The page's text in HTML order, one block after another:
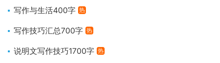
写作与生活400字 热
写作技巧汇总700字 热
说明文写作技巧1700字 热